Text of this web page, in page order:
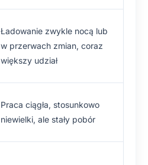
Ładowanie zwykle nocą lub
w przerwach zmian, coraz
większy udział
Praca ciągła, stosunkowo
niewielki, ale stały pobór